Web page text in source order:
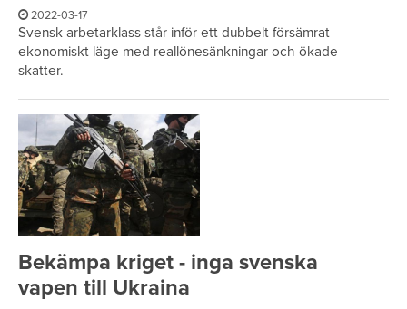
2022-03-17
Svensk arbetarklass står inför ett dubbelt försämrat
ekonomiskt läge med reallönesänkningar och ökade
skatter.
Bekämpa kriget - inga svenska
vapen till Ukraina